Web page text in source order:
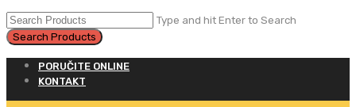
Type and hit Enter to Search
PORUČITE ONLINE
KONTAKT